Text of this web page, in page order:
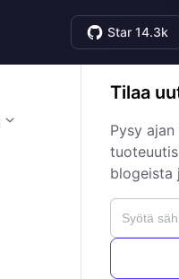
Star 14.3k
Tilaa
Pysy
blogeista